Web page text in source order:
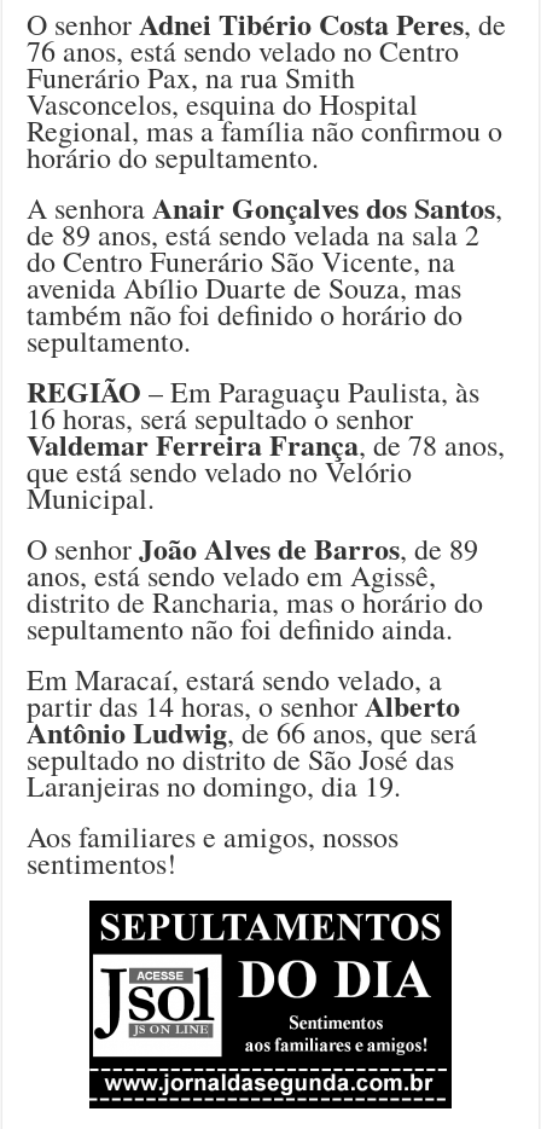
O senhorAdnei Tibério Costa Peres, de
76 anos, está sendo velado no Centro
Funerário Pax, na rua Smith
Vasconcelos, esquina do Hospital
Regional, mas a família não confirmou o
horário do sepultamento.
A senhoraAnair Gonçalves dos Santos,
de 89 anos, está sendo velada na sala 2
do Centro Funerário São Vicente, na
avenida Abílio Duarte de Souza, mas
também não foi definido o horário do
sepultamento.
REGIÃO – Em Paraguaçu Paulista, às
16 horas, será sepultado o senhor
Valdemar Ferreira França, de 78 anos,
que está sendo velado no Velório
Municipal.
O senhorJoão Alves de Barros, de 89
anos, está sendo velado em Agissê,
distrito de Rancharia, mas o horário do
sepultamento não foi definido ainda.
Em Maracaí, estará sendo velado, a
partir das 14 horas, o senhorAlberto
Antônio Ludwig, de 66 anos, que será
sepultado no distrito de São José das
Laranjeiras no domingo, dia 19.
Aos familiares e amigos, nossos
sentimentos!